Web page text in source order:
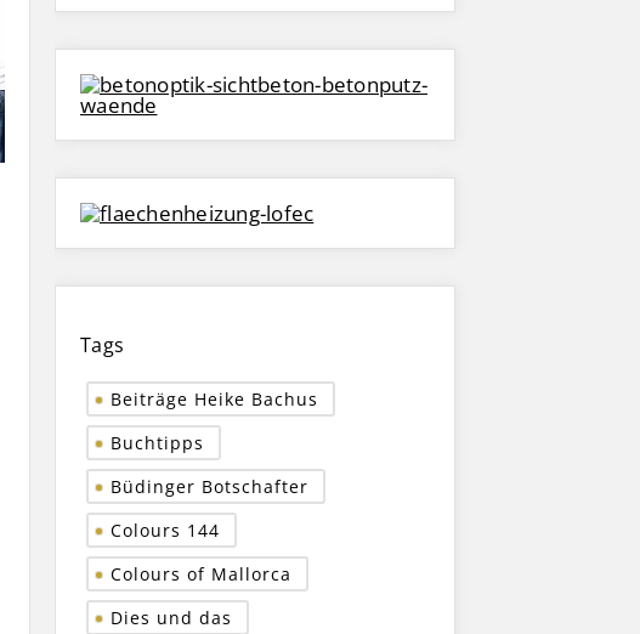
Tags
Beiträge Heike Bachus
Buchtipps
Büdinger Botschafter
Colours 144
Colours of Mallorca
Dies und das